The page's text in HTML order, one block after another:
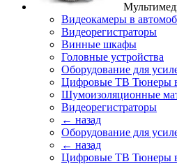
Видеокамеры в
Видеорегистраторы
Винные шкафы
Головные устройства
Оборудование для
Цифровые ТВ Тюнеры
Шумоизоляционные
Видеорегистраторы
← назад
Оборудование для
← назад
Цифровые ТВ Тюнеры